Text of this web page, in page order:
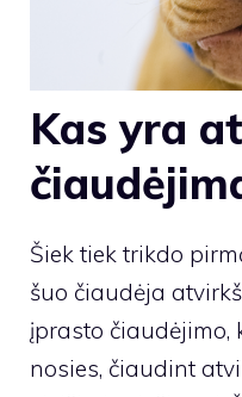
Kas yra
Šiek tiek trikdo
šuo čiaudėja
įprasto čiaudėjimo,
nosies, čiaudint